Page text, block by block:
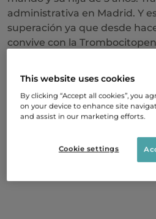
administrativa en Madrid. Y
superación ya que desde
convive con la
l proceso hasta
diagnóstico
enfermedad minoritaria, la
primeros síntomas y las
This website uses cookies
By clicking “Accept all cookies”, you
on your device to enhance site
and assist in our marketing efforts.
Cookie settings